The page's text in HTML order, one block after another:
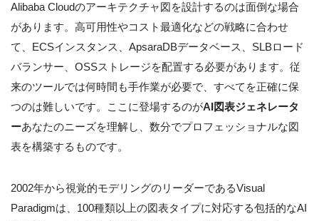
Alibaba Cloudのアーキテクチャ図を設計するのは面倒な場合
があります。高可用性やコスト最適化などの戦略に合わせ
て、ECSインスタンス、ApsaraDBデータベース、SLBロード
バランサー、OSSストレージを配置する必要があります。従
来のツールでは何時間も手作業が必要で、すべてを正確に保
つのは難しいです。ここに登場するのがAI図表ジェネレータ
ーあなたのニーズを理解し、数分でプロフェッショナルな図
表を構築するものです。
2002年から視覚的モデリングのリーダーであるVisual
Paradigmは、100種類以上の図表タイプに対応する包括的なAI